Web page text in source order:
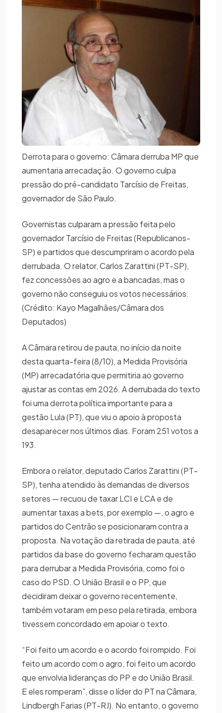
Derrota para o governo: Câmara derruba MP que
aumentaria arrecadação. O governo culpa
pressão do pré-candidato Tarcísio de Freitas,
governador de São Paulo.
Governistas culparam a pressão feita pelo
governador Tarcísio de Freitas (Republicanos-
SP) e partidos que descumpriram o acordo pela
derrubada. O relator, Carlos Zarattini (PT-SP),
fez concessões ao agro e a bancadas, mas o
governo não conseguiu os votos necessários.
(Crédito: Kayo Magalhães/Câmara dos
Deputados)
A Câmara retirou de pauta, no início da noite
desta quarta-feira (8/10), a Medida Provisória
(MP) arrecadatória que permitiria ao governo
ajustar as contas em 2026. A derrubada do texto
foi uma derrota política importante para a
gestão Lula (PT), que viu o apoio à proposta
desaparecer nos últimos dias. Foram 251 votos a
193.
Embora o relator, deputado Carlos Zarattini (PT-
SP), tenha atendido às demandas de diversos
setores — recuou de taxar LCI e LCA e de
aumentar taxas a bets, por exemplo —, o agro e
partidos do Centrão se posicionaram contra a
proposta. Na votação da retirada de pauta, até
partidos da base do governo fecharam questão
para derrubar a Medida Provisória, como foi o
caso do PSD. O União Brasil e o PP, que
decidiram deixar o governo recentemente,
também votaram em peso pela retirada, embora
tivessem concordado em apoiar o texto.
“Foi feito um acordo e o acordo foi rompido. Foi
feito um acordo com o agro, foi feito um acordo
que envolvia lideranças do PP e do União Brasil.
E eles romperam”, disse o líder do PT na Câmara,
Lindbergh Farias (PT-RJ). No entanto, o governo